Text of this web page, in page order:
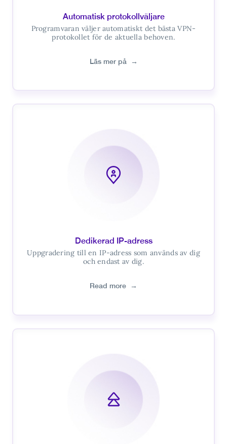
Automatisk protokollväljare
Programvaran väljer automatiskt det bästa VPN-
protokollet för de aktuella behoven.
Läs mer på →
Dedikerad IP-adress
Uppgradering till en IP-adress som används av dig
och endast av dig.
Read more →